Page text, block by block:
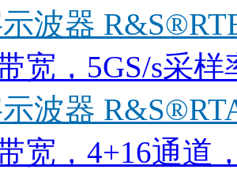
波器
宽，5GS/s采
波器
宽，4+16通道